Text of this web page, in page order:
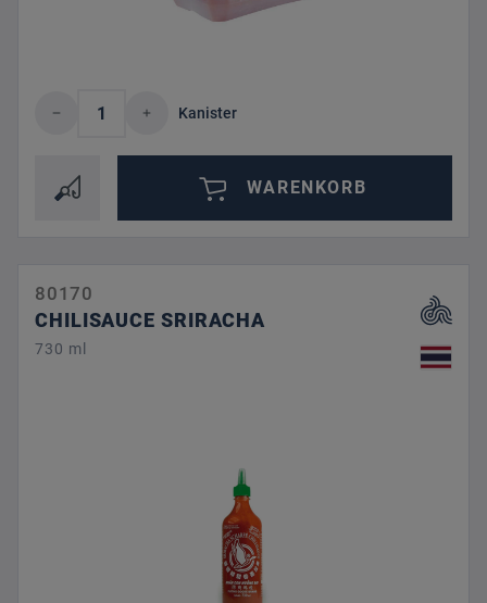
Produkt Anzahl: Gib den gewünschten
Kanister
WARENKORB
80170
CHILISAUCE SRIRACHA
730 ml